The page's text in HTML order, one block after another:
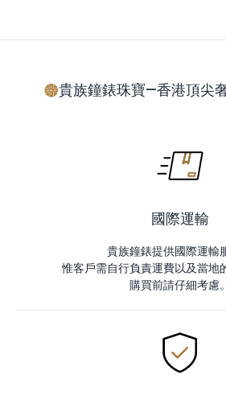
貴族鐘錶珠寶—香港頂尖
國際運輸
貴族鐘錶提供國際運輸
惟客戶需自行負責運費以及當地
購買前請仔細考慮。